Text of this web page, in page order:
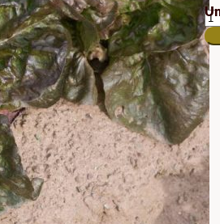
DE
DE
ECO